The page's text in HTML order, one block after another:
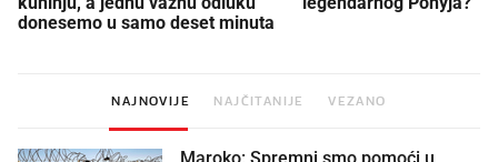
donesemo u samo deset minuta
NAJNOVIJE NAJČITANIJE VEZANO